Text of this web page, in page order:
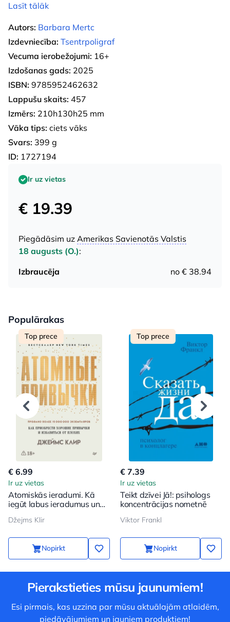
Lasīt tālāk
Autors: Barbara Mertc
Izdevniecība: Tsentrpoligraf
Vecuma ierobežojumi: 16+
Izdošanas gads: 2025
ISBN: 9785952462632
Lappušu skaits: 457
Izmērs: 210h130h25 mm
Vāka tips: ciets vāks
Svars: 399 g
ID: 1727194
Ir uz vietas
€ 19.39
Piegādāsim uz Amerikas Savienotās Valstis
18 augusts (O.):
Izbraucēja
no € 38.94
Populārakas
Top prece
€ 6.99
Ir uz vietas
Atomiskās ieradumi. Kā
iegūt labus ieradumus un
Džejms Klir
Nopirkt
Top prece
€ 7.39
Ir uz vietas
Teikt dzīvei Jā!: psihologs
koncentrācijas nometnē
Viktor Frankl
Nopirkt
Pierakstieties mūsu jaunumiem!
Esi pirmais, kas uzzina par mūsu aktuālajām atlaidēm,
piedāvājumiem un jauniem produktiem!